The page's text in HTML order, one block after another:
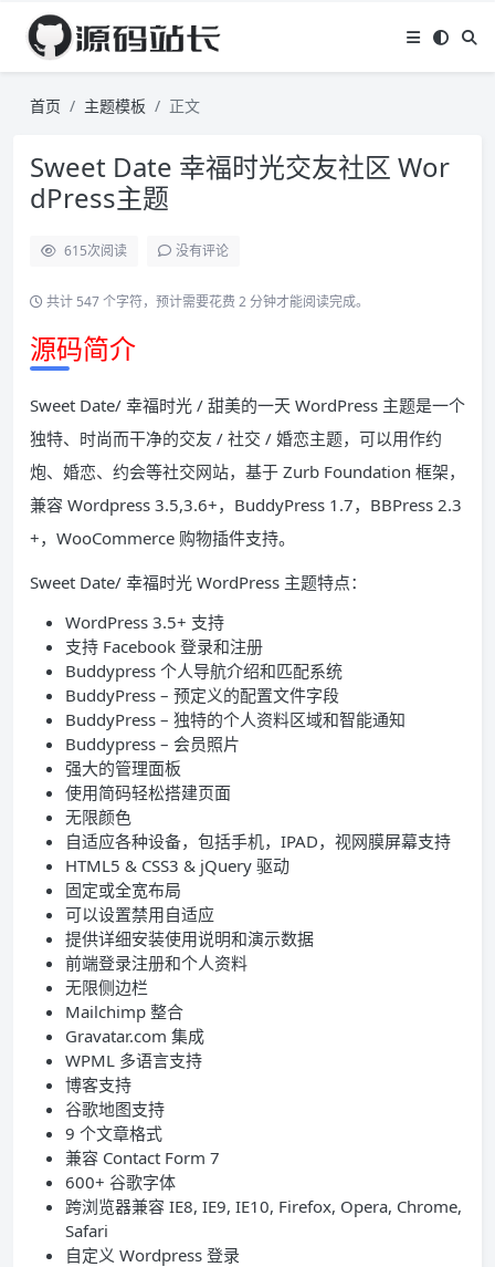
首页 主题模板 正文
Sweet Date 幸福时光交友社区 Wor
dPress主题
615次阅读 没有评论
共计 547 个字符，预计需要花费 2 分钟才能阅读完成。
源码简介
Sweet Date/ 幸福时光 / 甜美的一天 WordPress 主题是一个
独特、时尚而干净的交友 / 社交 / 婚恋主题，可以用作约
炮、婚恋、约会等社交网站，基于 Zurb Foundation 框架，
兼容 Wordpress 3.5,3.6+，BuddyPress 1.7，BBPress 2.3
+，WooCommerce 购物插件支持。
Sweet Date/ 幸福时光 WordPress 主题特点：
WordPress 3.5+ 支持
支持 Facebook 登录和注册
Buddypress 个人导航介绍和匹配系统
BuddyPress – 预定义的配置文件字段
BuddyPress – 独特的个人资料区域和智能通知
Buddypress – 会员照片
强大的管理面板
使用简码轻松搭建页面
无限颜色
自适应各种设备，包括手机，IPAD，视网膜屏幕支持
HTML5 & CSS3 & jQuery 驱动
固定或全宽布局
可以设置禁用自适应
提供详细安装使用说明和演示数据
前端登录注册和个人资料
无限侧边栏
Mailchimp 整合
Gravatar.com 集成
WPML 多语言支持
博客支持
谷歌地图支持
9 个文章格式
兼容 Contact Form 7
600+ 谷歌字体
跨浏览器兼容 IE8, IE9, IE10, Firefox, Opera, Chrome,
Safari
自定义 Wordpress 登录